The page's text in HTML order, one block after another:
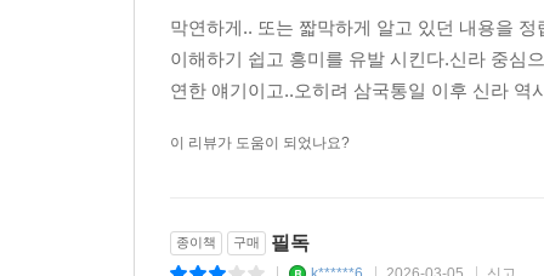
막연하게.. 또는 짧막하게 알고 있던 내용을
이해하기 쉽고 흥미를 유발 시킨다.신라 중심
연한 얘기이고..오히려 삼국통일 이후 신라
이 리뷰가 도움이 되었나요?
종이책 구매 필독